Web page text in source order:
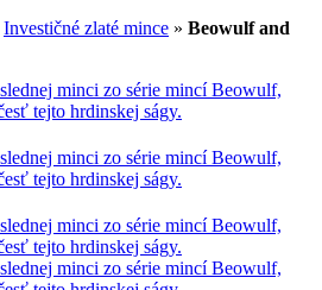
Investičné zlaté mince » Beowulf and